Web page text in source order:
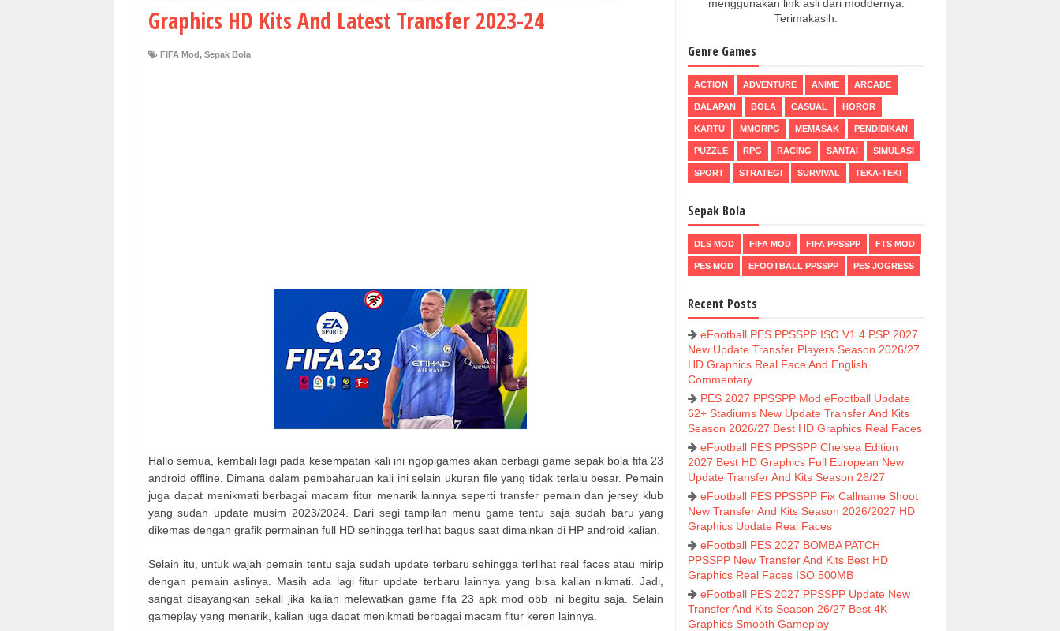
Graphics HD Kits And Latest Transfer 2023-24
FIFA Mod, Sepak Bola
Hallo semua, kembali lagi pada kesempatan kali ini ngopigames akan berbagi game sepak bola fifa 23
android offline. Dimana dalam pembaharuan kali ini selain ukuran file yang tidak terlalu besar. Pemain
juga dapat menikmati berbagai macam fitur menarik lainnya seperti transfer pemain dan jersey klub
yang sudah update musim 2023/2024. Dari segi tampilan menu game tentu saja sudah baru yang
dikemas dengan grafik permainan full HD sehingga terlihat bagus saat dimainkan di HP android kalian.
Selain itu, untuk wajah pemain tentu saja sudah update terbaru sehingga terlihat real faces atau mirip
dengan pemain aslinya. Masih ada lagi fitur update terbaru lainnya yang bisa kalian nikmati. Jadi,
sangat disayangkan sekali jika kalian melewatkan game fifa 23 apk mod obb ini begitu saja. Selain
gameplay yang menarik, kalian juga dapat menikmati berbagai macam fitur keren lainnya.
menggunakan link asli dari moddernya.
Terimakasih.
Genre Games
ACTION ADVENTURE ANIME ARCADE
BALAPAN BOLA CASUAL HOROR
KARTU MMORPG MEMASAK PENDIDIKAN
PUZZLE RPG RACING SANTAI SIMULASI
SPORT STRATEGI SURVIVAL TEKA-TEKI
Sepak Bola
DLS MOD FIFA MOD FIFA PPSSPP FTS MOD
PES MOD EFOOTBALL PPSSPP PES JOGRESS
Recent Posts
eFootball PES PPSSPP ISO V1.4 PSP 2027
New Update Transfer Players Season 2026/27
HD Graphics Real Face And English
Commentary
PES 2027 PPSSPP Mod eFootball Update
62+ Stadiums New Update Transfer And Kits
Season 2026/27 Best HD Graphics Real Faces
eFootball PES PPSSPP Chelsea Edition
2027 Best HD Graphics Full European New
Update Transfer And Kits Season 26/27
eFootball PES PPSSPP Fix Callname Shoot
New Transfer And Kits Season 2026/2027 HD
Graphics Update Real Faces
eFootball PES 2027 BOMBA PATCH
PPSSPP New Transfer And Kits Best HD
Graphics Real Faces ISO 500MB
eFootball PES 2027 PPSSPP Update New
Transfer And Kits Season 26/27 Best 4K
Graphics Smooth Gameplay